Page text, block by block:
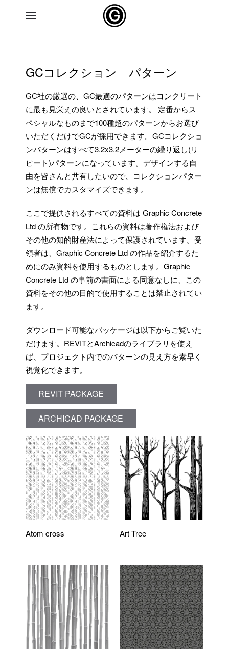
GCコレクション パターン
GC社の厳選の、GC最適のパターンはコンクリート
に最も見栄えの良いとされています。 定番からス
ペシャルなものまで100種超のパターンからお選び
いただくだけでGCが採用できます。GCコレクショ
ンパターンはすべて3.2x3.2メーターの繰り返し(リ
ピート)パターンになっています。デザインする自
由を皆さんと共有したいので、コレクションパター
ンは無償でカスタマイズできます。
ここで提供されるすべての資料は Graphic Concrete
Ltd の所有物です。これらの資料は著作権法および
その他の知的財産法によって保護されています。受
領者は、Graphic Concrete Ltd の作品を紹介するた
めにのみ資料を使用するものとします。Graphic
Concrete Ltd の事前の書面による同意なしに、この
資料をその他の目的で使用することは禁止されてい
ます。
ダウンロード可能なパッケージは以下からご覧いた
だけます。REVITとArchicadのライブラリを使え
ば、プロジェクト内でのパターンの見え方を素早く
視覚化できます。
REVIT PACKAGE
ARCHICAD PACKAGE
Atom cross Art Tree